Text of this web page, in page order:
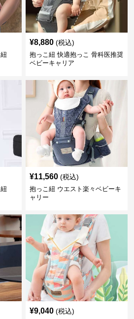
¥8,880 (税込)
抱っこ紐 快適抱っこ 骨科医推奨
ベビーキャリア
¥11,560 (税込)
抱っこ紐 ウエスト楽々ベビーキ
ャリー
¥9,040 (税込)